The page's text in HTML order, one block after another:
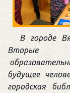
В городе
Вторые
будущее
городская